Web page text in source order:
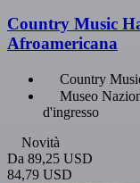
Country Music
Afroamericana
Country
Museo
d'ingresso
Novità
Da 89,25 USD
84,79 USD